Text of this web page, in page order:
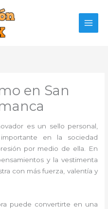
en San
es un sello personal,
en la sociedad
por medio de ella. En
y la vestimenta
con más fuerza, valentía y
puede convertirte en una